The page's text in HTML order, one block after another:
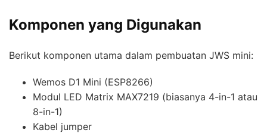
Komponen yang Digunakan
Berikut komponen utama dalam pembuatan JWS mini:
Wemos D1 Mini (ESP8266)
Modul LED Matrix MAX7219 (biasanya 4-in-1 atau
8-in-1)
Kabel jumper